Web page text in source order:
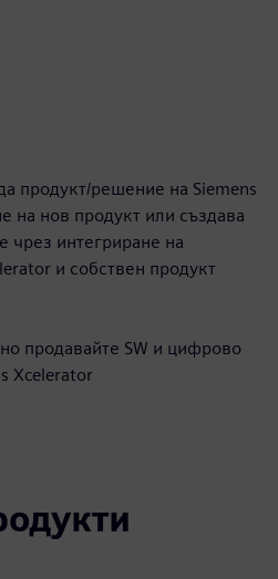
продукт/решение на Siemens
на нов продукт или създава
чрез интегриране на
и собствен продукт
продавайте SW и цифрово
Xcelerator